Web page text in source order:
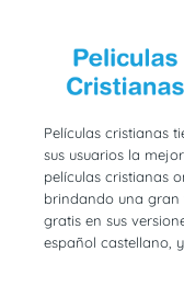
Películas cristianas
sus usuarios la
películas cristianas
brindando una gran
gratis en sus
español castellano,